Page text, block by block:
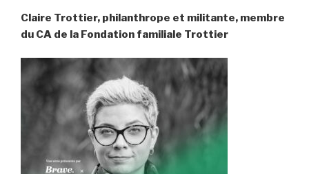
Claire Trottier, philanthrope et militante, membre
du CA de la Fondation familiale Trottier